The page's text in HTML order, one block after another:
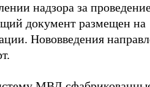
надзора за
документ размещен на
Нововведения